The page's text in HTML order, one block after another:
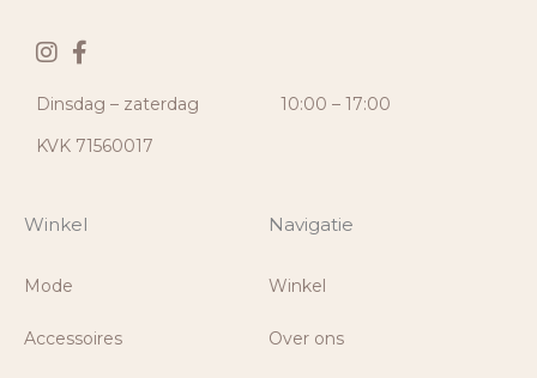
Dinsdag – zaterdag
10:00 – 17:00
KVK 71560017
Winkel
Mode
Accessoires
Navigatie
Winkel
Over ons